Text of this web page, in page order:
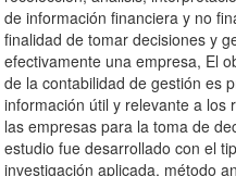
de información financiera y no
finalidad de tomar decisiones y
efectivamente una empresa, El
de la contabilidad de gestión es
información útil y relevante a los
las empresas para la toma de
estudio fue desarrollado con el
investigación aplicada, método